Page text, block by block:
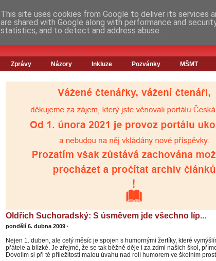
Zprávy Názory Inkluze Pozvánky MŠMT
Oldřich Suchoradský: S úsměvem jde všechno líp...
pondělí 6. dubna 2009 ·
Nejen 1. duben, ale celý měsíc je spojen s humornými žertíky, které
přátele a blízké. Je zřejmé, že se tak běžně děje i za zdmi našich škol,
Dovolím si při té příležitosti malou úvahu nad rolí humorem ve školním
This site uses cookies from Google to deliver its services
are shared with Google along with performance and
statistics, and to detect and address abuse.